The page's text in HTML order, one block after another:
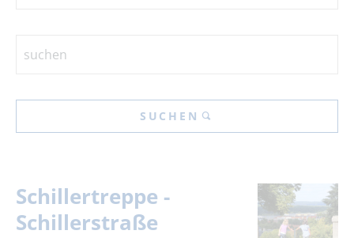
suchen
SUCHEN
Schillertreppe -
Schillerstraße